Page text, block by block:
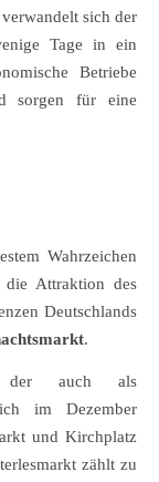
sich der
Tage in ein
Betriebe
sorgen für eine
Wahrzeichen
Attraktion des
Deutschlands
.
der auch als
im Dezember
und Kirchplatz
zählt zu